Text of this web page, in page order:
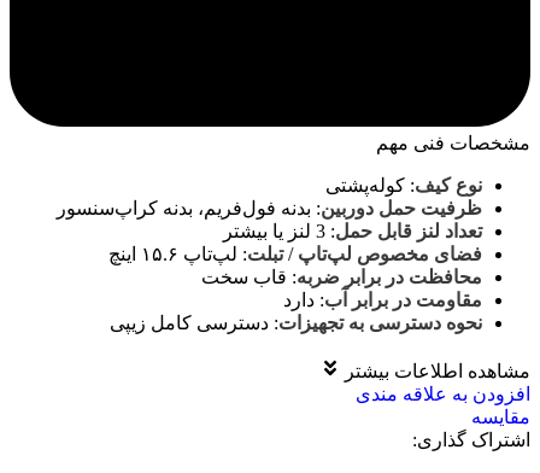
مشخصات فنی مهم
نوع کیف: کوله‌پشتی
ظرفیت حمل دوربین: بدنه فول‌فریم، بدنه کراپ‌سنسور
تعداد لنز قابل حمل: 3 لنز یا بیشتر
فضای مخصوص لپ‌تاپ / تبلت: لپ‌تاپ ۱۵.۶ اینچ
محافظت در برابر ضربه: قاب سخت
مقاومت در برابر آب: دارد
نحوه دسترسی به تجهیزات: دسترسی کامل زیپی
مشاهده اطلاعات بیشتر
افزودن به علاقه مندی
مقايسه
اشتراک گذاری: